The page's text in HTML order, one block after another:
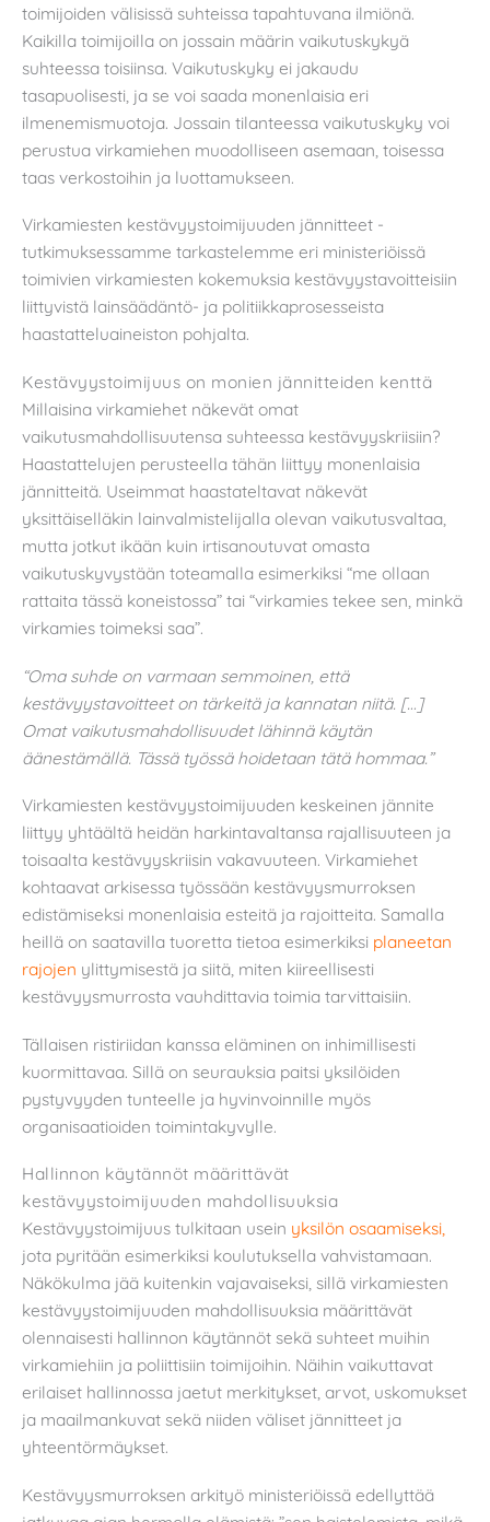
toimijoiden välisissä suhteissa tapahtuvana ilmiönä.
Kaikilla toimijoilla on jossain määrin vaikutuskykyä
suhteessa toisiinsa. Vaikutuskyky ei jakaudu
tasapuolisesti, ja se voi saada monenlaisia eri
ilmenemismuotoja. Jossain tilanteessa vaikutuskyky voi
perustua virkamiehen muodolliseen asemaan, toisessa
taas verkostoihin ja luottamukseen.
Virkamiesten kestävyystoimijuuden jännitteet -
tutkimuksessamme tarkastelemme eri ministeriöissä
toimivien virkamiesten kokemuksia kestävyystavoitteisiin
liittyvistä lainsäädäntö- ja politiikkaprosesseista
haastatteluaineiston pohjalta.
Kestävyystoimijuus on monien jännitteiden kenttä
Millaisina virkamiehet näkevät omat
vaikutusmahdollisuutensa suhteessa kestävyyskriisiin?
Haastattelujen perusteella tähän liittyy monenlaisia
jännitteitä. Useimmat haastateltavat näkevät
yksittäiselläkin lainvalmistelijalla olevan vaikutusvaltaa,
mutta jotkut ikään kuin irtisanoutuvat omasta
vaikutuskyvystään toteamalla esimerkiksi “me ollaan
rattaita tässä koneistossa” tai “virkamies tekee sen, minkä
virkamies toimeksi saa”.
“Oma suhde on varmaan semmoinen, että
kestävyystavoitteet on tärkeitä ja kannatan niitä. […]
Omat vaikutusmahdollisuudet lähinnä käytän
äänestämällä. Tässä työssä hoidetaan tätä hommaa.”
Virkamiesten kestävyystoimijuuden keskeinen jännite
liittyy yhtäältä heidän harkintavaltansa rajallisuuteen ja
toisaalta kestävyyskriisin vakavuuteen. Virkamiehet
kohtaavat arkisessa työssään kestävyysmurroksen
edistämiseksi monenlaisia esteitä ja rajoitteita. Samalla
heillä on saatavilla tuoretta tietoa esimerkiksi planeetan
rajojen ylittymisestä ja siitä, miten kiireellisesti
kestävyysmurrosta vauhdittavia toimia tarvittaisiin.
Tällaisen ristiriidan kanssa eläminen on inhimillisesti
kuormittavaa. Sillä on seurauksia paitsi yksilöiden
pystyvyyden tunteelle ja hyvinvoinnille myös
organisaatioiden toimintakyvylle.
Hallinnon käytännöt määrittävät
kestävyystoimijuuden mahdollisuuksia
Kestävyystoimijuus tulkitaan usein yksilön osaamiseksi,
jota pyritään esimerkiksi koulutuksella vahvistamaan.
Näkökulma jää kuitenkin vajavaiseksi, sillä virkamiesten
kestävyystoimijuuden mahdollisuuksia määrittävät
olennaisesti hallinnon käytännöt sekä suhteet muihin
virkamiehiin ja poliittisiin toimijoihin. Näihin vaikuttavat
erilaiset hallinnossa jaetut merkitykset, arvot, uskomukset
ja maailmankuvat sekä niiden väliset jännitteet ja
yhteentörmäykset.
Kestävyysmurroksen arkityö ministeriöissä edellyttää